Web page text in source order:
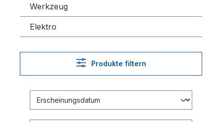
Werkzeug
Elektro
Produkte filtern